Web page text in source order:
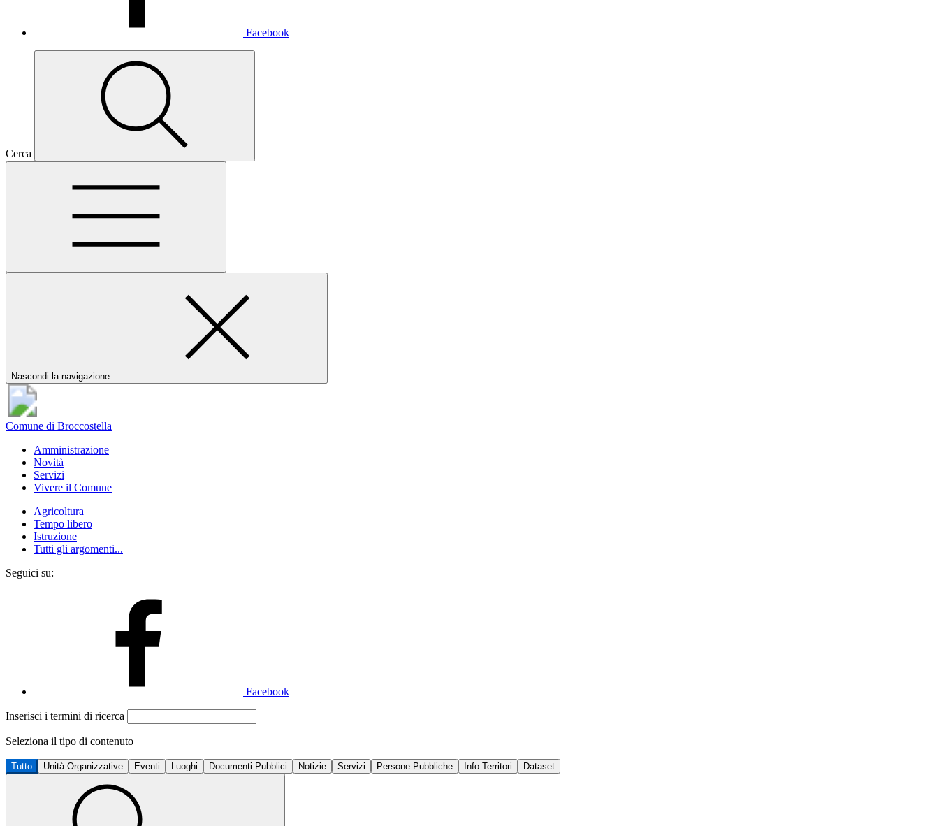
Facebook
Cerca
Nascondi la navigazione
Comune di Broccostella
Amministrazione
Novità
Servizi
Vivere il Comune
Agricoltura
Tempo libero
Istruzione
Tutti gli argomenti...
Seguici su:
Facebook
Inserisci i termini di ricerca
Seleziona il tipo di contenuto
Tutto Unità Organizzative Eventi Luoghi Documenti Pubblici Notizie Servizi Persone Pubbliche Info Territori Dataset